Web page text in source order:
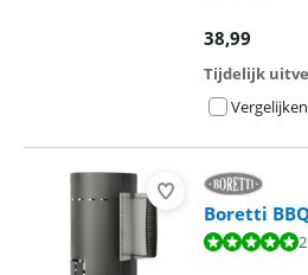
38,99
Tijdelijk
Vergelijken
Boretti
Beoordeling is 10 van de 10, gebaseerd